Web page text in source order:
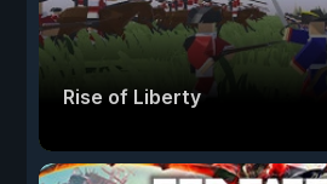
Rise of Liberty